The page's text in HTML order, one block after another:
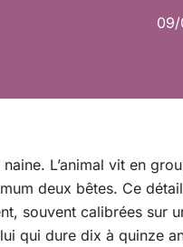
L’animal vit en
deux bêtes. Ce
souvent calibrées sur
qui dure dix à quinze